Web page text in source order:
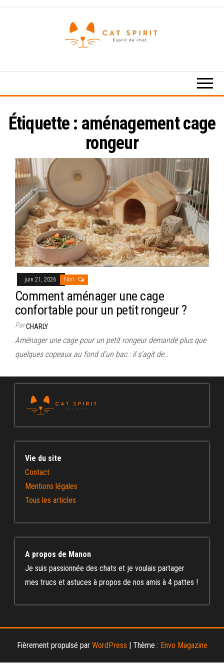
chat
Étiquette : aménagement cage
rongeur
juin 21, 2026 Non
Comment aménager une cage
confortable pour un petit rongeur ?
ParCHARLY
Aménager une cage pour un petit rongeur demande plus que
quelques copeaux au fond d’un bac : il s’agit de…
Vie du site
Contact
Mentions légales
Tous les articles
A propos de Manon
Je suis passionnée des chats et je voulais partager
mes trucs et astuces à propos de nos amis à 4 pattes !
Fièrement propulsé par WordPress Thème : Envo Magazine